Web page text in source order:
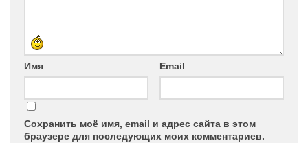
Имя Email
Сохранить моё имя, email и адрес сайта в этом
браузере для последующих моих комментариев.